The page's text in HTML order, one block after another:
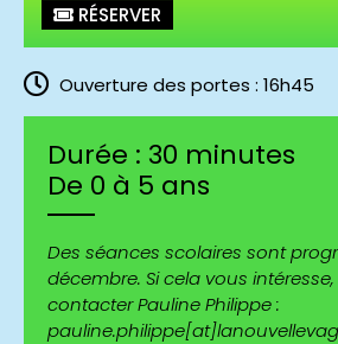
RÉSERVER
Ouverture des portes : 16h45
Durée : 30 minutes
De 0 à 5 ans
Des séances scolaires sont
décembre. Si cela vous
contacter Pauline Philippe :